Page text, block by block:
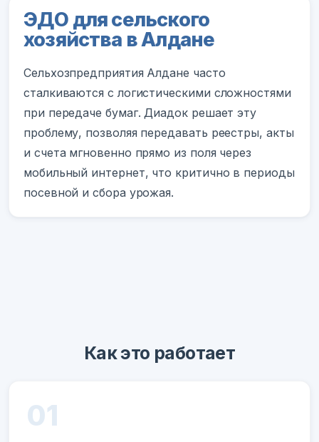
ЭДО для сельского
хозяйства в Алдане
Сельхозпредприятия Алдане часто
сталкиваются с логистическими сложностями
при передаче бумаг. Диадок решает эту
проблему, позволяя передавать реестры, акты
и счета мгновенно прямо из поля через
мобильный интернет, что критично в периоды
посевной и сбора урожая.
Как это работает
01